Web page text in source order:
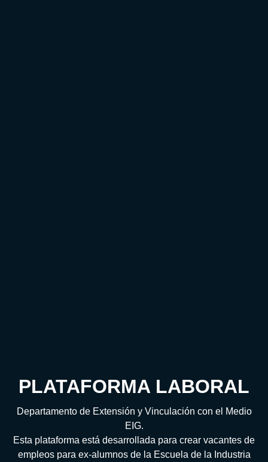
PLATAFORMA LABORAL
Departamento de Extensión y Vinculación con el Medio
EIG.
Esta plataforma está desarrollada para crear vacantes de
empleos para ex-alumnos de la Escuela de la Industria